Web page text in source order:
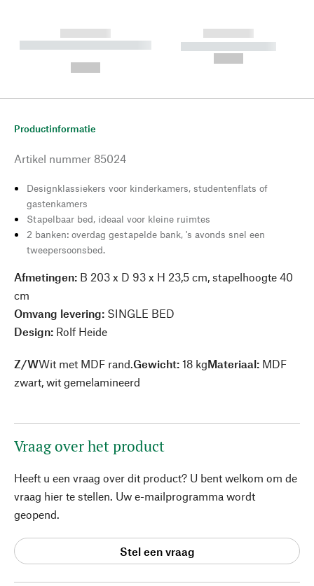
------------
----------- ----------- --------
------------
----------- -----------
Productinformatie
Artikel nummer 85024
Designklassiekers voor kinderkamers, studentenflats of
gastenkamers
Stapelbaar bed, ideaal voor kleine ruimtes
2 banken: overdag gestapelde bank, 's avonds snel een
tweepersoonsbed.
Afmetingen: B 203 x D 93 x H 23,5 cm, stapelhoogte 40
cm
Omvang levering: SINGLE BED
Design: Rolf Heide
Z/WWit met MDF rand.Gewicht: 18 kgMateriaal: MDF
zwart, wit gemelamineerd
Vraag over het product
Heeft u een vraag over dit product? U bent welkom om de
vraag hier te stellen. Uw e-mailprogramma wordt
geopend.
Stel een vraag